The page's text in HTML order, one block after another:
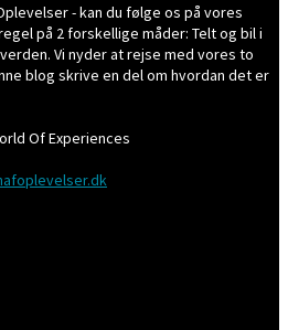
- kan du følge os på vores
på 2 forskellige måder: Telt og bil i
Vi nyder at rejse med vores to
blog skrive en del om hvordan det er
Of Experiences